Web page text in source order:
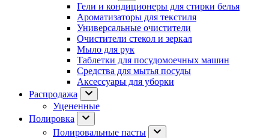
Гели и кондиционеры для стирки белья
Ароматизаторы для текстиля
Универсальные очистители
Очистители стекол и зеркал
Мыло для рук
Таблетки для посудомоечных машин
Средства для мытья посуды
Аксессуары для уборки
Распродажа
Уцененные
Полировка
Полировальные пасты